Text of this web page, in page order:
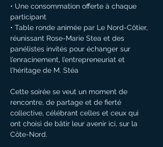
• Une consommation offerte à chaque
participant
• Table ronde animée par Le Nord-Côtier,
réunissant Rose-Marie Stea et des
panélistes invités pour échanger sur
l’enracinement, l’entrepreneuriat et
l’héritage de M. Stéa
Cette soirée se veut un moment de
rencontre, de partage et de fierté
collective, célébrant celles et ceux qui
ont choisi de bâtir leur avenir ici, sur la
Côte-Nord.